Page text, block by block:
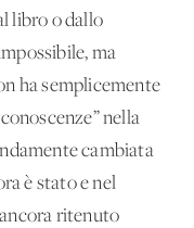
libro o dallo
ma
ha semplicemente
nella
cambiata
è stato e nel
ritenuto